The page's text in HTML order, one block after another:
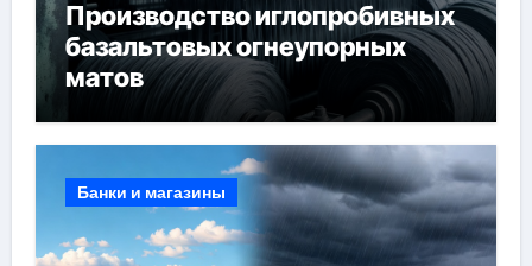
Производство иглопробивных
базальтовых огнеупорных
матов
Банки и магазины